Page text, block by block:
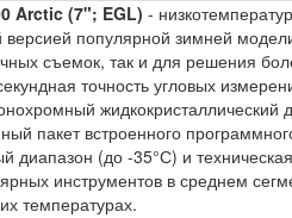
Arctic (7"; EGL) -
версией популярной зимней
съемок, так и для решения
точность угловых
жидкокристаллический
пакет встроенного
(до -35°С) и
инструментов в среднем
температурах.